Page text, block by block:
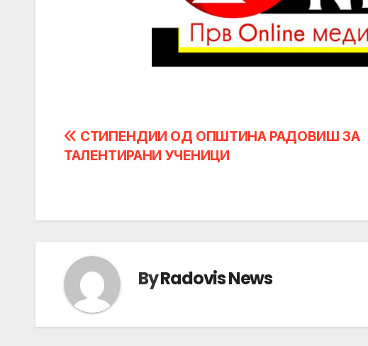
Post
navigation
СТИПЕНДИИ ОД ОПШТИНА РАДОВИШ ЗА
ТАЛЕНТИРАНИ УЧЕНИЦИ
ByRadovis News